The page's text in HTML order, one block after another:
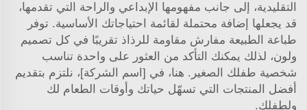
التقليدية، إلى جانب مفهومها الإبداعي والراحة التي تقدمها،
قد يجعلها إضافة محتملة لقائمة احتياجاتك الأساسية. توفر
طباعة الطبيعة مفارش مقاومة للرذاذ تقريبًا في كل تصميم
ولون، لذلك يمكنك التأكد من العثور على واحدة تناسب
شخصية طفلك الصغير. هنا، في [اسم الشركة]، نلتزم بتقديم
أفضل المنتجات التي تسهّل حياتك وأوقات الطعام لك
ولطفلك.